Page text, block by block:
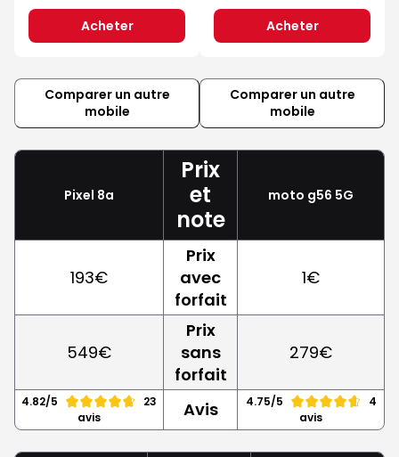
Acheter Acheter
Comparer un autre
mobile
Comparer un autre
mobile
Pixel 8a
Prix
et
note
moto g56 5G
193€
Prix
avec
forfait
1€
549€
Prix
sans
forfait
279€
4.82/5
23
avis
Avis 4.75/5
4
avis